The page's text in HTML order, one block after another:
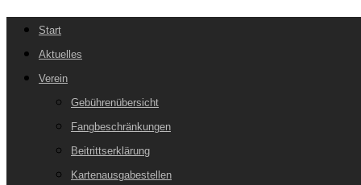
Start
Aktuelles
Verein
Gebührenübersicht
Fangbeschränkungen
Beitrittserklärung
Kartenausgabestellen